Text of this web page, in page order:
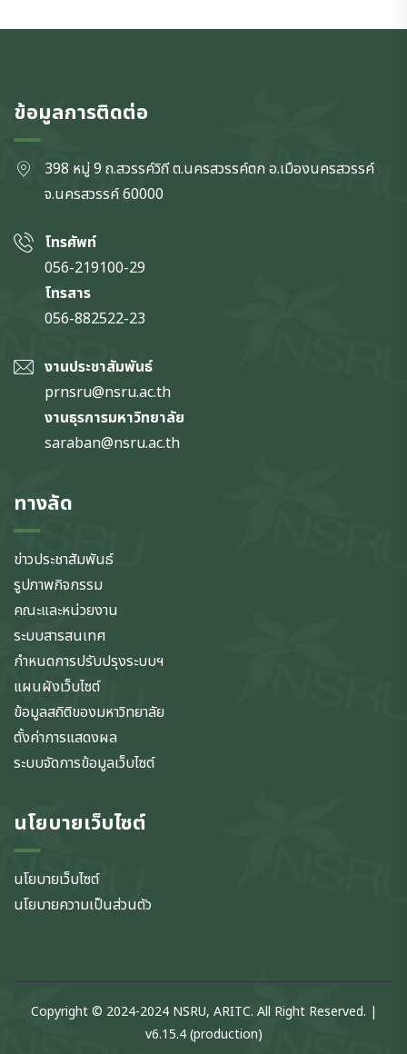
ข้อมูลการติดต่อ
398 หมู่ 9 ถ.สวรรค์วิถี ต.นครสวรรค์ตก อ.เมืองนครสวรรค์
จ.นครสวรรค์60000
โทรศัพท์
056-219100-29
โทรสาร
056-882522-23
งานประชาสัมพันธ์
prnsru@nsru.ac.th
งานธุรการมหาวิทยาลัย
saraban@nsru.ac.th
ทางลัด
ข่าวประชาสัมพันธ์
รูปภาพกิจกรรม
คณะและหน่วยงาน
ระบบสารสนเทศ
กำหนดการปรับปรุงระบบฯ
แผนผังเว็บไซต์
ข้อมูลสถิติของมหาวิทยาลัย
ตั้งค่าการแสดงผล
ระบบจัดการข้อมูลเว็บไซต์
นโยบายเว็บไซต์
นโยบายเว็บไซต์
นโยบายความเป็นส่วนตัว
Copyright © 2024-2024 NSRU, ARITC. All Right Reserved. |
v6.15.4 (production)